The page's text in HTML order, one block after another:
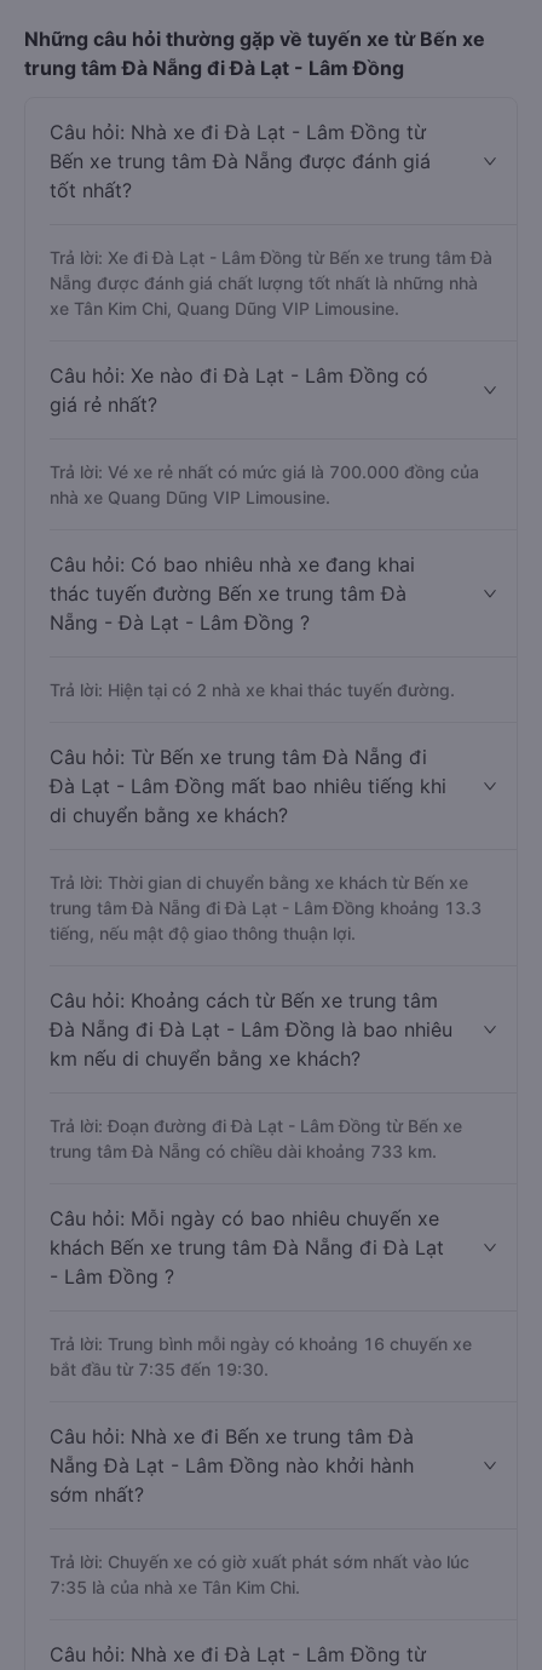
Những câu hỏi thường gặp về tuyến xe từ Bến xe
trung tâm Đà Nẵng đi Đà Lạt - Lâm Đồng
Câu hỏi: Nhà xe đi Đà Lạt - Lâm Đồng từ
Bến xe trung tâm Đà Nẵng được đánh giá
tốt nhất?
Trả lời: Xe đi Đà Lạt - Lâm Đồng từ Bến xe trung tâm Đà
Nẵng được đánh giá chất lượng tốt nhất là những nhà
xe Tân Kim Chi, Quang Dũng VIP Limousine.
Câu hỏi: Xe nào đi Đà Lạt - Lâm Đồng có
giá rẻ nhất?
Trả lời: Vé xe rẻ nhất có mức giá là 700.000 đồng của
nhà xe Quang Dũng VIP Limousine.
Câu hỏi: Có bao nhiêu nhà xe đang khai
thác tuyến đường Bến xe trung tâm Đà
Nẵng - Đà Lạt - Lâm Đồng ?
Trả lời: Hiện tại có 2 nhà xe khai thác tuyến đường.
Câu hỏi: Từ Bến xe trung tâm Đà Nẵng đi
Đà Lạt - Lâm Đồng mất bao nhiêu tiếng khi
di chuyển bằng xe khách?
Trả lời: Thời gian di chuyển bằng xe khách từ Bến xe
trung tâm Đà Nẵng đi Đà Lạt - Lâm Đồng khoảng 13.3
tiếng, nếu mật độ giao thông thuận lợi.
Câu hỏi: Khoảng cách từ Bến xe trung tâm
Đà Nẵng đi Đà Lạt - Lâm Đồng là bao nhiêu
km nếu di chuyển bằng xe khách?
Trả lời: Đoạn đường đi Đà Lạt - Lâm Đồng từ Bến xe
trung tâm Đà Nẵng có chiều dài khoảng 733 km.
Câu hỏi: Mỗi ngày có bao nhiêu chuyến xe
khách Bến xe trung tâm Đà Nẵng đi Đà Lạt
- Lâm Đồng ?
Trả lời: Trung bình mỗi ngày có khoảng 16 chuyến xe
bắt đầu từ 7:35 đến 19:30.
Câu hỏi: Nhà xe đi Bến xe trung tâm Đà
Nẵng Đà Lạt - Lâm Đồng nào khởi hành
sớm nhất?
Trả lời: Chuyến xe có giờ xuất phát sớm nhất vào lúc
7:35 là của nhà xe Tân Kim Chi.
Câu hỏi: Nhà xe đi Đà Lạt - Lâm Đồng từ